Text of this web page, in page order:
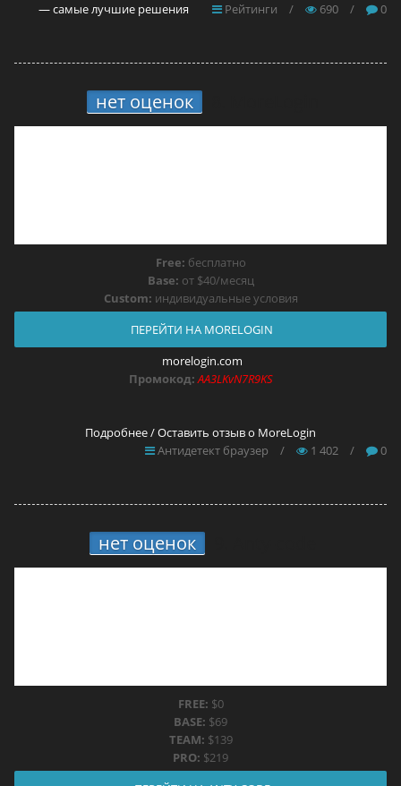
— самые лучшие решения
Рейтинги / 690 / 0
нет оценок
Free: бесплатно
Base: от $40/месяц
Custom: индивидуальные условия
ПЕРЕЙТИ НА MORELOGIN
morelogin.com
Промокод:AA3LKvN7R9KS
Подробнее / Оставить отзыв о MoreLogin
Антидетект браузер
/ 1 402 / 0
нет оценок
FREE: $0
BASE: $69
TEAM: $139
PRO: $219